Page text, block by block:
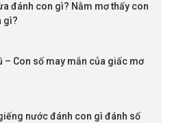
đánh con gì? Nằm mơ thấy con
gì?
– Con số may mắn của giấc mơ
nước đánh con gì đánh số